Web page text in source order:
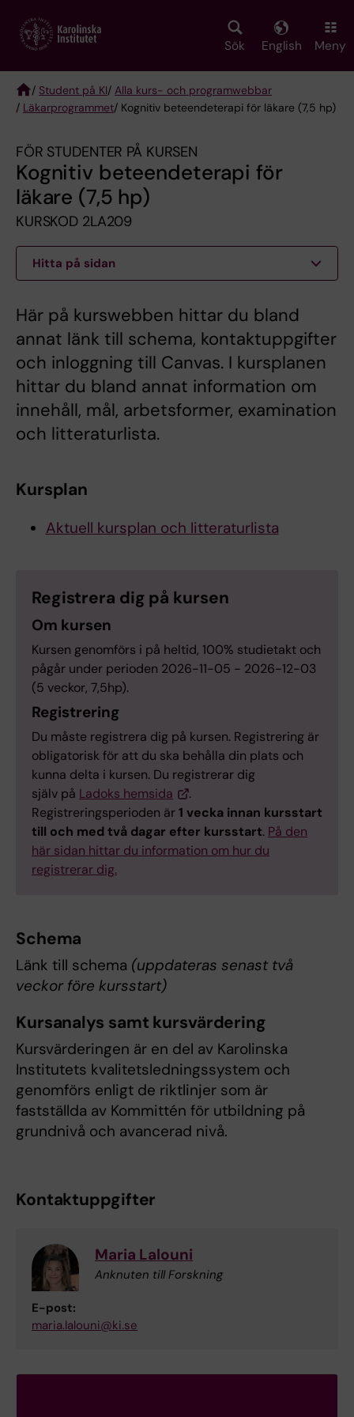
main
Sök English Meny
Breadcrumb
/ Student på KI/ Alla kurs- och programwebbar
/ Läkarprogrammet/ Kognitiv beteendeterapi för läkare (7,5 hp)
FÖR STUDENTER PÅ KURSEN
Kognitiv beteendeterapi för
läkare (7,5 hp)
KURSKOD 2LA209
Hitta på sidan
Här på kurswebben hittar du bland
annat länk till schema, kontaktuppgifter
och inloggning till Canvas. I kursplanen
hittar du bland annat information om
innehåll, mål, arbetsformer, examination
och litteraturlista.
Kursplan
Aktuell kursplan och litteraturlista
Registrera dig på kursen
Om kursen
Kursen genomförs i på heltid, 100% studietakt och
pågår under perioden 2026-11-05 - 2026-12-03
(5 veckor, 7,5hp).
Registrering
Du måste registrera dig på kursen. Registrering är
obligatorisk för att du ska behålla din plats och
kunna delta i kursen. Du registrerar dig
själv på Ladoks hemsida
.
Registreringsperioden är1 vecka innan kursstart
till och med två dagar efter kursstart. På den
här sidan hittar du information om hur du
registrerar dig.
Schema
Länk till schema (uppdateras senast två
veckor före kursstart)
Kursanalys samt kursvärdering
Kursvärderingen är en del av Karolinska
Institutets kvalitetsledningssystem och
genomförs enligt de riktlinjer som är
fastställda av Kommittén för utbildning på
grundnivå och avancerad nivå.
Kontaktuppgifter
Maria Lalouni
Anknuten till Forskning
E-post:
maria.lalouni@ki.se